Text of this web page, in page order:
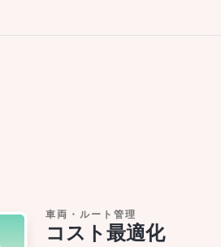
車両・ルート管理
コスト最適化